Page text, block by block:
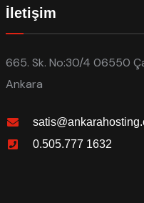
İletişim
665. Sk. No:30/4 06550
Ankara
0.505.777 1632